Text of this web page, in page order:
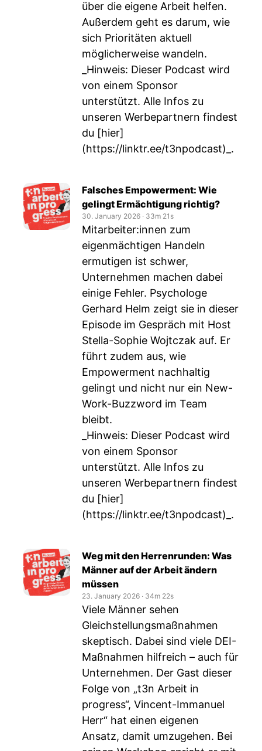
über die eigene Arbeit helfen.
Außerdem geht es darum, wie
sich Prioritäten aktuell
möglicherweise wandeln.
_Hinweis: Dieser Podcast wird
von einem Sponsor
unterstützt. Alle Infos zu
unseren Werbepartnern findest
du [hier]
(https://linktr.ee/t3npodcast)_ .
Falsches Empowerment: Wie
gelingt Ermächtigung richtig?
30. January 2026 ‧ 33m 21s
Mitarbeiter:innen zum
eigenmächtigen Handeln
ermutigen ist schwer,
Unternehmen machen dabei
einige Fehler. Psychologe
Gerhard Helm zeigt sie in dieser
Episode im Gespräch mit Host
Stella-Sophie Wojtczak auf. Er
führt zudem aus, wie
Empowerment nachhaltig
gelingt und nicht nur ein New-
Work-Buzzword im Team
bleibt.
_Hinweis: Dieser Podcast wird
von einem Sponsor
unterstützt. Alle Infos zu
unseren Werbepartnern findest
du [hier]
(https://linktr.ee/t3npodcast)_ .
Weg mit den Herrenrunden: Was
Männer auf der Arbeit ändern
müssen
23. January 2026 ‧ 34m 22s
Viele Männer sehen
Gleichstellungsmaßnahmen
skeptisch. Dabei sind viele DEI-
Maßnahmen hilfreich – auch für
Unternehmen. Der Gast dieser
Folge von „t3n Arbeit in
progress“, Vincent-Immanuel
Herr“ hat einen eigenen
Ansatz, damit umzugehen. Bei